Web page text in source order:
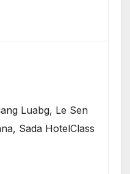
Luabg, Le Sen
Sada HotelClass